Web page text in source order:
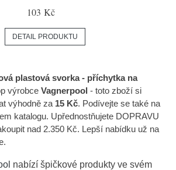
103 Kč
DETAIL PRODUKTU
plastová svorka - příchytka na
výrobce Vagnerpool - toto zboží si
výhodně za 15 Kč. Podívejte se také na
katalogu. Upřednostňujete DOPRAVU
nad 2.350 Kč. Lepší nabídku už na
nabízí špičkové produkty ve svém